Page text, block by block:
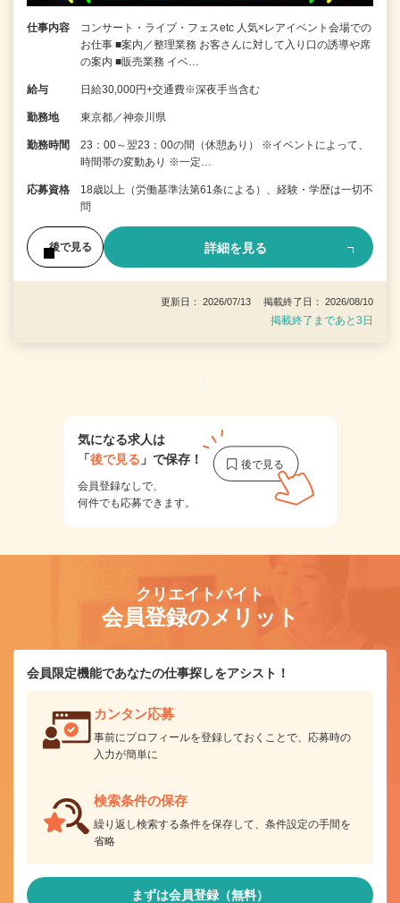
仕事内容
コンサート・ライブ・フェスetc 人気×レアイベント会場での
お仕事 ■案内／整理業務 お客さんに対して入り口の誘導や席
の案内 ■販売業務 イベ…
給与 日給30,000円+交通費※深夜手当含む
勤務地 東京都／神奈川県
勤務時間
23：00～翌23：00の間（休憩あり） ※イベントによって、
時間帯の変動あり ※一定…
応募資格
18歳以上（労働基準法第61条による）、経験・学歴は一切不
問
後で見る 詳細を見る
更新日： 2026/07/13 掲載終了日： 2026/08/10
掲載終了まであと3日
1
気になる求人は
「後で見る 」で保存！
会員登録なしで、
何件でも応募できます。
クリエイトバイト
会員登録のメリット
会員限定機能であなたの仕事探しをアシスト！
カンタン応募
事前にプロフィールを登録しておくことで、応募時の
入力が簡単に
検索条件の保存
繰り返し検索する条件を保存して、条件設定の手間を
省略
まずは会員登録（無料）